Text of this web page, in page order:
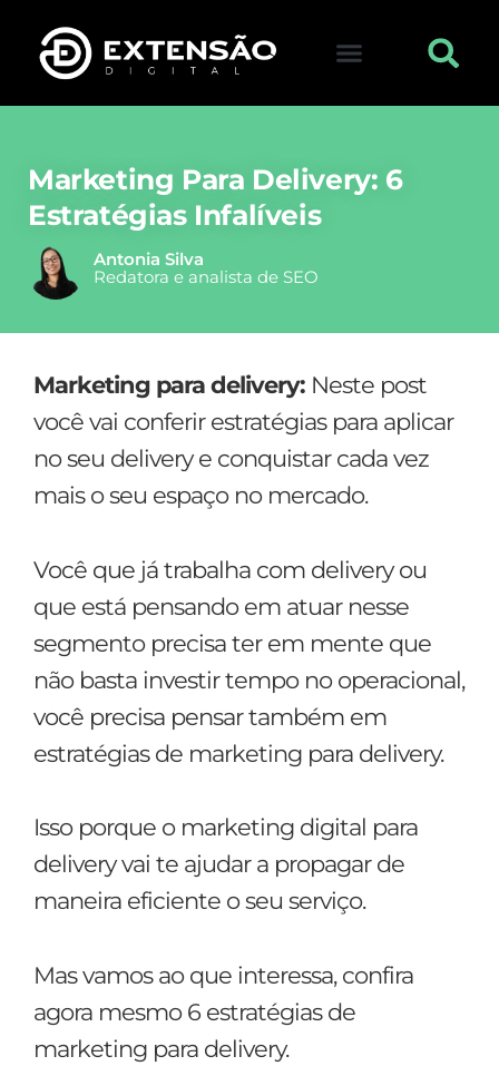
Marketing Para Delivery: 6
Estratégias Infalíveis
Antonia Silva
Redatora e analista de SEO
Marketing para delivery: Neste post
você vai conferir estratégias para aplicar
no seu delivery e conquistar cada vez
mais o seu espaço no mercado.
Você que já trabalha com delivery ou
que está pensando em atuar nesse
segmento precisa ter em mente que
não basta investir tempo no operacional,
você precisa pensar também em
estratégias de marketing para delivery.
Isso porque o marketing digital para
delivery vai te ajudar a propagar de
maneira eficiente o seu serviço.
Mas vamos ao que interessa, confira
agora mesmo 6 estratégias de
marketing para delivery.